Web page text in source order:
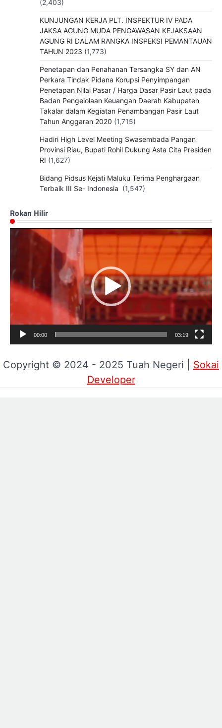
(2,403)
KUNJUNGAN KERJA PLT. INSPEKTUR IV PADA
JAKSA AGUNG MUDA PENGAWASAN KEJAKSAAN
AGUNG RI DALAM RANGKA INSPEKSI PEMANTAUAN
TAHUN 2023 (1,773)
Penetapan dan Penahanan Tersangka SY dan AN
Perkara Tindak Pidana Korupsi Penyimpangan
Penetapan Nilai Pasar / Harga Dasar Pasir Laut pada
Badan Pengelolaan Keuangan Daerah Kabupaten
Takalar dalam Kegiatan Penambangan Pasir Laut
Tahun Anggaran 2020 (1,715)
Hadiri High Level Meeting Swasembada Pangan
Provinsi Riau, Bupati Rohil Dukung Asta Cita Presiden
RI (1,627)
Bidang Pidsus Kejati Maluku Terima Penghargaan
Terbaik III Se- Indonesia (1,547)
Rokan Hilir
Pemutar
00:00 03:19
Copyright © 2024 - 2025 Tuah Negeri | Sokai
Developer